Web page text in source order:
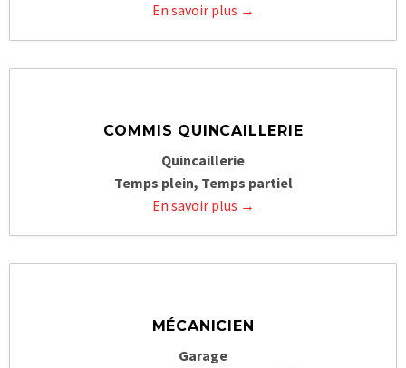
En savoir plus
COMMIS QUINCAILLERIE
Quincaillerie
Temps plein Temps partiel
En savoir plus
MÉCANICIEN
Garage